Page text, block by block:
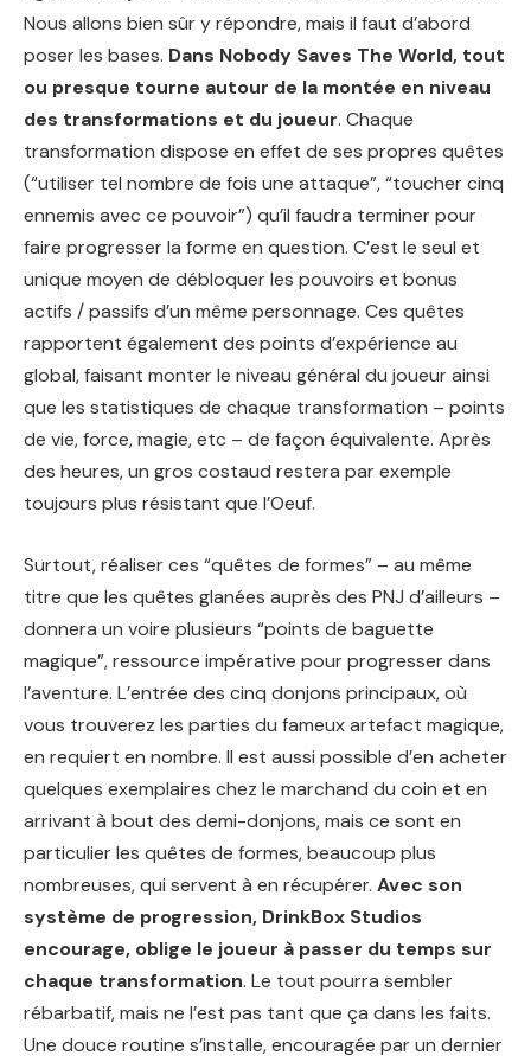
Nous allons bien sûr y répondre, mais il faut d’abord
poser les bases. Dans Nobody Saves The World, tout
ou presque tourne autour de la montée en niveau
des transformations et du joueur. Chaque
transformation dispose en effet de ses propres quêtes
(“utiliser tel nombre de fois une attaque”, “toucher cinq
ennemis avec ce pouvoir”) qu’il faudra terminer pour
faire progresser la forme en question. C’est le seul et
unique moyen de débloquer les pouvoirs et bonus
actifs / passifs d’un même personnage. Ces quêtes
rapportent également des points d’expérience au
global, faisant monter le niveau général du joueur ainsi
que les statistiques de chaque transformation – points
de vie, force, magie, etc – de façon équivalente. Après
des heures, un gros costaud restera par exemple
toujours plus résistant que l’Oeuf.
Surtout, réaliser ces “quêtes de formes” – au même
titre que les quêtes glanées auprès des PNJ d’ailleurs –
donnera un voire plusieurs “points de baguette
magique”, ressource impérative pour progresser dans
l’aventure. L’entrée des cinq donjons principaux, où
vous trouverez les parties du fameux artefact magique,
en requiert en nombre. Il est aussi possible d’en acheter
quelques exemplaires chez le marchand du coin et en
arrivant à bout des demi-donjons, mais ce sont en
particulier les quêtes de formes, beaucoup plus
nombreuses, qui servent à en récupérer. Avec son
système de progression, DrinkBox Studios
encourage, oblige le joueur à passer du temps sur
chaque transformation. Le tout pourra sembler
rébarbatif, mais ne l’est pas tant que ça dans les faits.
Une douce routine s’installe, encouragée par un dernier